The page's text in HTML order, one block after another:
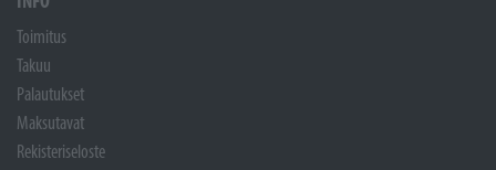
Toimitus
Takuu
Palautukset
Maksutavat
Rekisteriseloste